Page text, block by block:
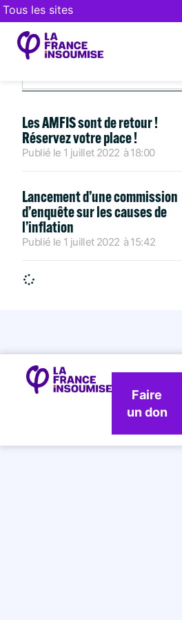
Tous les sites
JUILLET 1, 2022
Les AMFIS sont de retour !
Réservez votre place !
Publié le 1 juillet 2022 à 18:00
Lancement d’une commission
d’enquête sur les causes de
l’inflation
Publié le 1 juillet 2022 à 15:42
Faire
un don